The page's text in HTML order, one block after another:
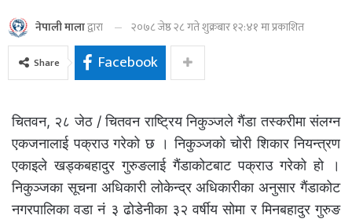
नेपाली मालाद्वारा २०७८ जेष्ठ २८ गते शुक्रबार १२:४१ मा प्रकाशित
Share Facebook
चितवन, २८ जेठ / चितवन राष्ट्रिय निकुञ्जले गैंडा तस्करीमा संलग्न
एकजनालाई पक्राउ गरेको छ । निकुञ्जको चोरी शिकार नियन्त्रण
एकाइले खड्कबहादुर गुरुङलाई गैंडाकोटबाट पक्राउ गरेको हो ।
निकुञ्जका सूचना अधिकारी लोकेन्द्र अधिकारीका अनुसार गैंडाकोट
नगरपालिका वडा नं ३ ढोडेनीका ३२ वर्षीय सोमा र मिनबहादुर गुरुङ